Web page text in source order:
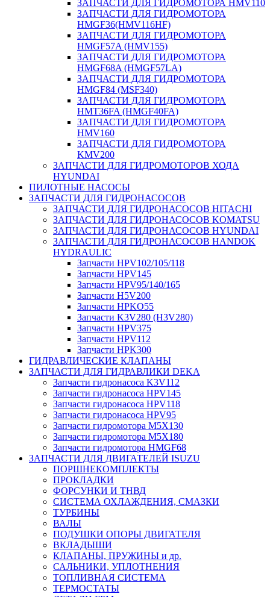
ЗАПЧАСТИ ДЛЯ ГИДРОМОТОРА HMV110
ЗАПЧАСТИ ДЛЯ ГИДРОМОТОРА
HMGF36(HMV116HF)
ЗАПЧАСТИ ДЛЯ ГИДРОМОТОРА
HMGF57A (HMV155)
ЗАПЧАСТИ ДЛЯ ГИДРОМОТОРА
HMGF68A (HMGF57LA)
ЗАПЧАСТИ ДЛЯ ГИДРОМОТОРА
HMGF84 (MSF340)
ЗАПЧАСТИ ДЛЯ ГИДРОМОТОРА
HMT36FA (HMGF40FA)
ЗАПЧАСТИ ДЛЯ ГИДРОМОТОРА
HMV160
ЗАПЧАСТИ ДЛЯ ГИДРОМОТОРА
KMV200
ЗАПЧАСТИ ДЛЯ ГИДРОМОТОРОВ ХОДА
HYUNDAI
ПИЛОТНЫЕ НАСОСЫ
ЗАПЧАСТИ ДЛЯ ГИДРОНАСОСОВ
ЗАПЧАСТИ ДЛЯ ГИДРОНАСОСОВ HITACHI
ЗАПЧАСТИ ДЛЯ ГИДРОНАСОСОВ KOMATSU
ЗАПЧАСТИ ДЛЯ ГИДРОНАСОСОВ HYUNDAI
ЗАПЧАСТИ ДЛЯ ГИДРОНАСОСОВ HANDOK
HYDRAULIC
Запчасти HPV102/105/118
Запчасти HPV145
Запчасти HPV95/140/165
Запчасти H5V200
Запчасти HPKO55
Запчасти K3V280 (H3V280)
Запчасти HPV375
Запчасти HPV112
Запчасти HPK300
ГИДРАВЛИЧЕСКИЕ КЛАПАНЫ
ЗАПЧАСТИ ДЛЯ ГИДРАВЛИКИ DEKA
Запчасти гидронасоса K3V112
Запчасти гидронасоса HPV145
Запчасти гидронасоса HPV118
Запчасти гидронасоса HPV95
Запчасти гидромотора M5X130
Запчасти гидромотора M5X180
Запчасти гидромотора HMGF68
ЗАПЧАСТИ ДЛЯ ДВИГАТЕЛЕЙ ISUZU
ПОРШНЕКОМПЛЕКТЫ
ПРОКЛАДКИ
ФОРСУНКИ И ТНВД
СИСТЕМА ОХЛАЖДЕНИЯ, СМАЗКИ
ТУРБИНЫ
ВАЛЫ
ПОДУШКИ ОПОРЫ ДВИГАТЕЛЯ
ВКЛАДЫШИ
КЛАПАНЫ, ПРУЖИНЫ и др.
САЛЬНИКИ, УПЛОТНЕНИЯ
ТОПЛИВНАЯ СИСТЕМА
ТЕРМОСТАТЫ